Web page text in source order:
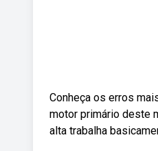
Conheça os erros
motor primário deste
alta trabalha